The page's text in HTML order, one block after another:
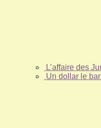
L’affaire des
Un dollar le